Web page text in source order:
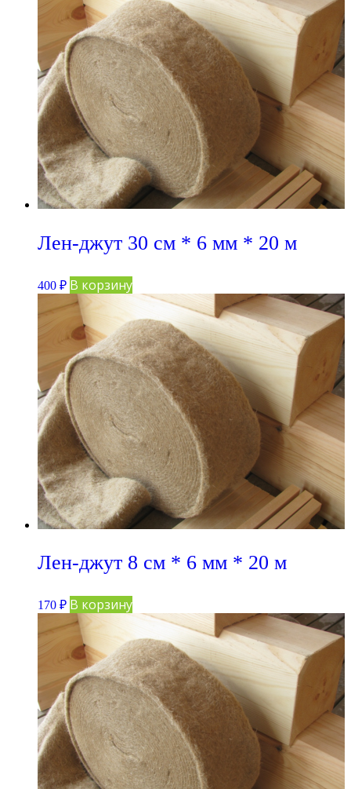
Лен-джут 30 см * 6 мм * 20 м
400 ₽ В корзину
Лен-джут 8 см * 6 мм * 20 м
170 ₽ В корзину